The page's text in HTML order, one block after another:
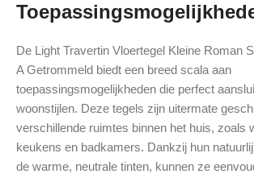
De Light Travertin Vloertegel Kleine Roman
A Getrommeld biedt een breed scala aan
toepassingsmogelijkheden die perfect
woonstijlen. Deze tegels zijn uitermate
verschillende ruimtes binnen het huis, zoals
keukens en badkamers. Dankzij hun
de warme, neutrale tinten, kunnen ze